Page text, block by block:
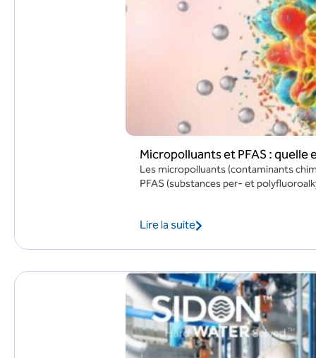
Micropolluants et PFAS :
Les micropolluants (contaminants
PFAS (substances per- et
Lire la suite